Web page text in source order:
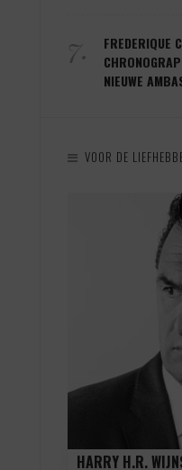
7.
FREDERIQUE
NIEUWE
VOOR DE
HARRY H.R.